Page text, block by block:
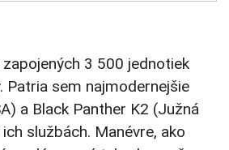
3 500 jednotiek
Patria sem najmodernejšie
a Black Panther K2 (Južná
službách. Manévre, ako